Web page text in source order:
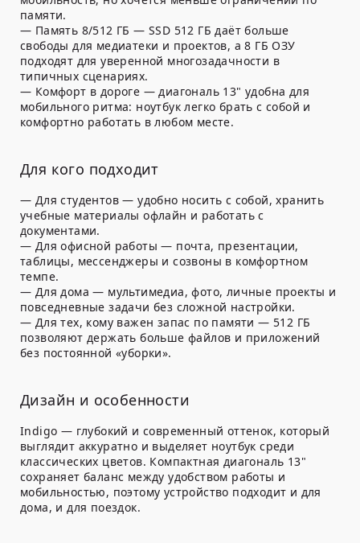
памяти.
— Память 8/512 ГБ — SSD 512 ГБ даёт больше
свободы для медиатеки и проектов, а 8 ГБ ОЗУ
подходят для уверенной многозадачности в
типичных сценариях.
— Комфорт в дороге — диагональ 13" удобна для
мобильного ритма: ноутбук легко брать с собой и
комфортно работать в любом месте.
Для кого подходит
— Для студентов — удобно носить с собой, хранить
учебные материалы офлайн и работать с
документами.
— Для офисной работы — почта, презентации,
таблицы, мессенджеры и созвоны в комфортном
темпе.
— Для дома — мультимедиа, фото, личные проекты и
повседневные задачи без сложной настройки.
— Для тех, кому важен запас по памяти — 512 ГБ
позволяют держать больше файлов и приложений
без постоянной «уборки».
Дизайн и особенности
Indigo — глубокий и современный оттенок, который
выглядит аккуратно и выделяет ноутбук среди
классических цветов. Компактная диагональ 13"
сохраняет баланс между удобством работы и
мобильностью, поэтому устройство подходит и для
дома, и для поездок.